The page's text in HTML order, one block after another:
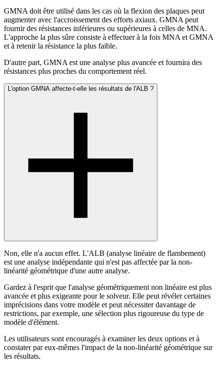
GMNA doit être utilisé dans les cas où la flexion des plaques peut
augmenter avec l'accroissement des efforts axiaux. GMNA peut
fournir des résistances inférieures ou supérieures à celles de MNA.
L'approche la plus sûre consiste à effectuer à la fois MNA et GMNA
et à retenir la résistance la plus faible.
D'autre part, GMNA est une analyse plus avancée et fournira des
résistances plus proches du comportement réel.
L'option GMNA affecte-t-elle les résultats de l'ALB ?
Non, elle n'a aucun effet. L'ALB (analyse linéaire de flambement)
est une analyse indépendante qui n'est pas affectée par la non-
linéarité géométrique d'une autre analyse.
Gardez à l'esprit que l'analyse géométriquement non linéaire est plus
avancée et plus exigeante pour le solveur. Elle peut révéler certaines
imprécisions dans votre modèle et peut nécessiter davantage de
restrictions, par exemple, une sélection plus rigoureuse du type de
modèle d'élément.
Les utilisateurs sont encouragés à examiner les deux options et à
constater par eux-mêmes l'impact de la non-linéarité géométrique sur
les résultats.